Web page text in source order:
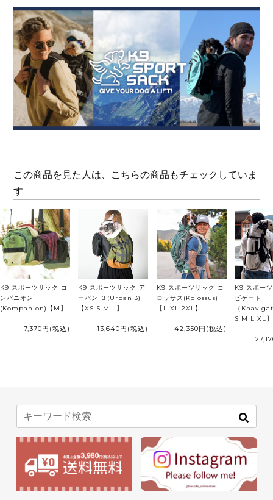
この商品を見た人は、こちらの商品もチェックしていま
す
K9 スポーツサック コ
ンパニオン
(Kompanion)【M】
7,370円 (税込)
K9 スポーツサック ア
ーバン ３(Urban 3)
【XS S M L】
13,640円 (税込)
K9 スポーツサック コ
ロッサス(Kolossus)
【L XL 2XL】
42,350円 (税込)
K9 スポー
ビゲート
（
S M L XL】